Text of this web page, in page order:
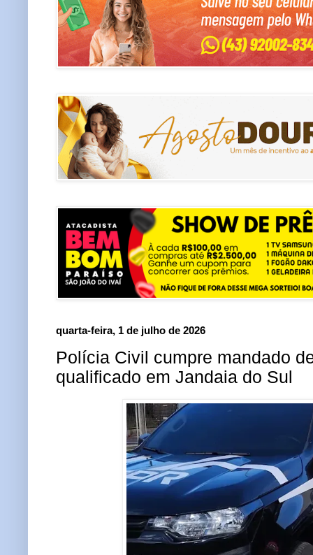
quarta-feira, 1 de julho de 2026
Polícia Civil cumpre mandado
qualificado em Jandaia do Sul